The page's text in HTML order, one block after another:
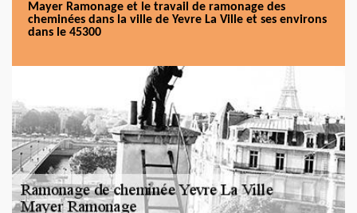
Mayer Ramonage et le travail de ramonage des
cheminées dans la ville de Yevre La Ville et ses environs
dans le 45300